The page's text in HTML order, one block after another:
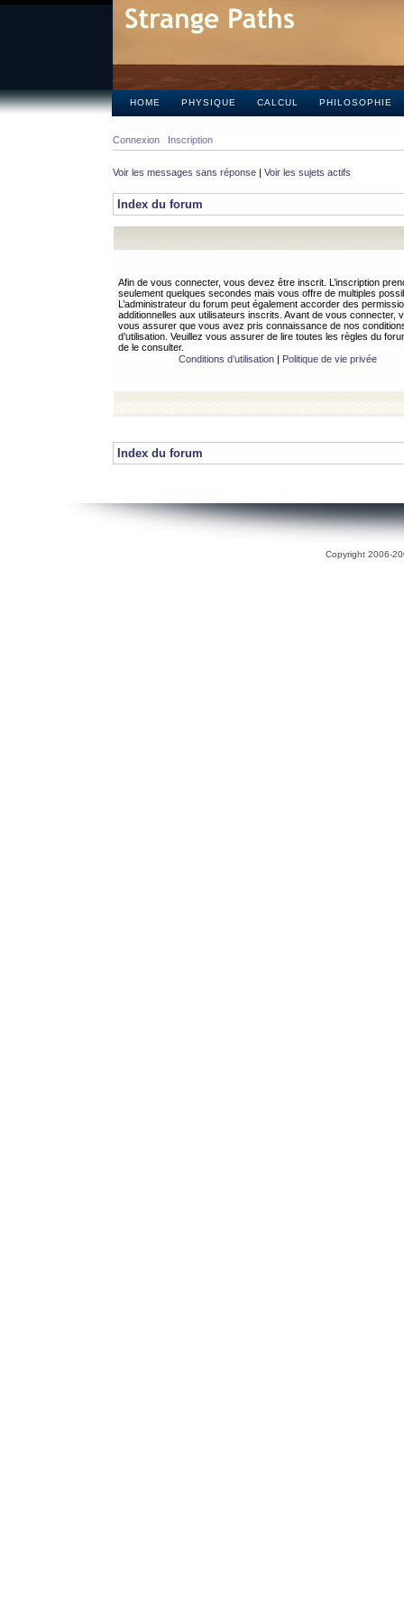
HOME PHYSIQUE CALCUL PHILOSOPHIE
Connexion Inscription
Voir les messages sans réponse | Voir les sujets actifs
Index du forum
Afin de vous connecter, vous devez être inscrit. L’inscription
seulement quelques secondes mais vous offre de multiples
L’administrateur du forum peut également accorder des
additionnelles aux utilisateurs inscrits. Avant de vous connecter,
vous assurer que vous avez pris connaissance de nos
d’utilisation. Veuillez vous assurer de lire toutes les règles du
de le consulter.
Conditions d’utilisation| Politique de vie privée
Index du forum
Copyright 2006-